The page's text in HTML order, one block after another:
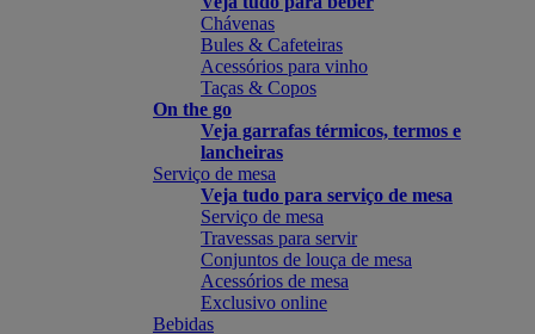
Chávenas
Bules & Cafeteiras
Acessórios para vinho
Taças & Copos
On the go
Veja garrafas térmicos, termos e
lancheiras
Serviço de mesa
Veja tudo para serviço de mesa
Serviço de mesa
Travessas para servir
Conjuntos de louça de mesa
Acessórios de mesa
Exclusivo online
Bebidas